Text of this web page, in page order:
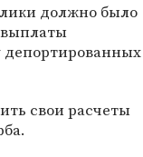
должно было
депортированных
свои расчеты